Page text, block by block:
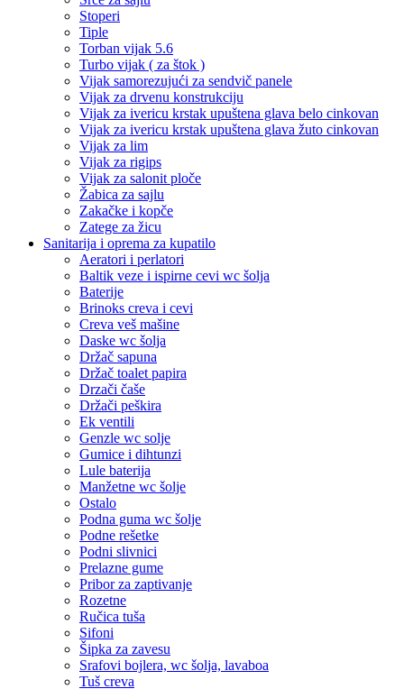
Stoperi
Tiple
Torban vijak 5.6
Turbo vijak ( za štok )
Vijak samorezujući za sendvič panele
Vijak za drvenu konstrukciju
Vijak za ivericu krstak upuštena glava belo cinkovan
Vijak za ivericu krstak upuštena glava žuto cinkovan
Vijak za lim
Vijak za rigips
Vijak za salonit ploče
Žabica za sajlu
Zakačke i kopče
Zatege za žicu
Sanitarija i oprema za kupatilo
Aeratori i perlatori
Baltik veze i ispirne cevi wc šolja
Baterije
Brinoks creva i cevi
Creva veš mašine
Daske wc šolja
Držač sapuna
Držač toalet papira
Drzači čaše
Držači peškira
Ek ventili
Genzle wc solje
Gumice i dihtunzi
Lule baterija
Manžetne wc šolje
Ostalo
Podna guma wc šolje
Podne rešetke
Podni slivnici
Prelazne gume
Pribor za zaptivanje
Rozetne
Ručica tuša
Sifoni
Šipka za zavesu
Srafovi bojlera, wc šolja, lavaboa
Tuš creva